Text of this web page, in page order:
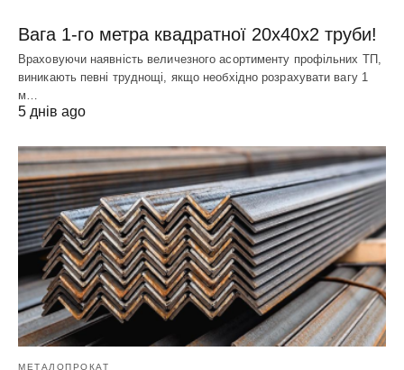
Вага 1-го метра квадратної 20х40х2 труби!
Враховуючи наявність величезного асортименту профільних ТП,
виникають певні труднощі, якщо необхідно розрахувати вагу 1
м…
5 днів ago
МЕТАЛОПРОКАТ